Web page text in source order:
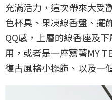
充滿活力，這次帶來大受
色杯具、果凍線香盤、擺
QQ感，上層的線香座及
用，或者是一座寫著MY
復古風格小擺飾、以及一